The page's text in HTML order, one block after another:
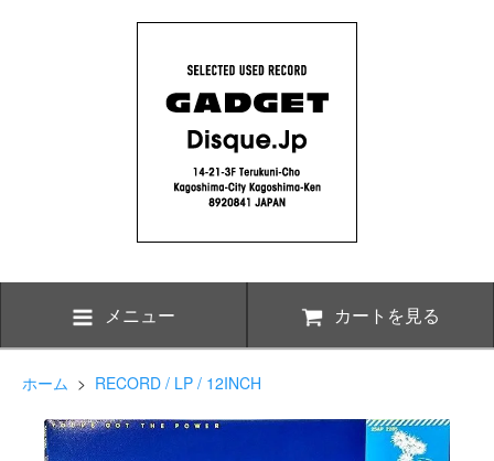
メニュー カートを見る
ホーム > RECORD / LP / 12INCH